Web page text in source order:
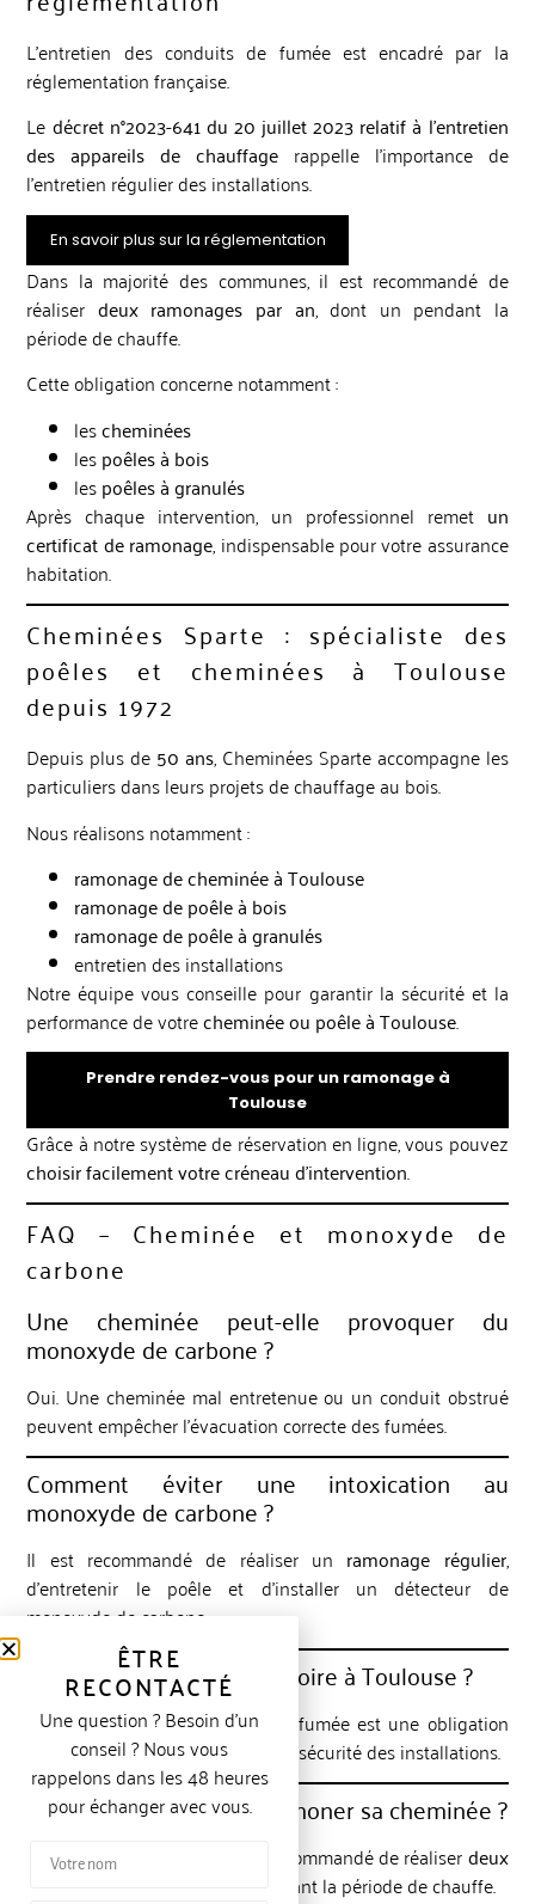
L’entretien des conduits de fumée est encadré par la
réglementation française.
Le décret n°2023-641 du 20 juillet 2023 relatif à l’entretien
des appareils de chauffage rappelle l’importance de
l’entretien régulier des installations.
En savoir plus sur la réglementation
Dans la majorité des communes, il est recommandé de
réaliser deux ramonages par an, dont un pendant la
période de chauffe.
Cette obligation concerne notamment :
lescheminées
lespoêles à bois
lespoêles à granulés
Après chaque intervention, un professionnel remet un
certificat de ramonage, indispensable pour votre assurance
habitation.
Cheminées Sparte : spécialiste des
poêles et cheminées à Toulouse
depuis 1972
Depuis plus de 50 ans, Cheminées Sparte accompagne les
particuliers dans leurs projets de chauffage au bois.
Nous réalisons notamment :
ramonage de cheminée à Toulouse
ramonage de poêle à bois
ramonage de poêle à granulés
entretien des installations
Notre équipe vous conseille pour garantir la sécurité et la
performance de votrecheminée ou poêle à Toulouse.
Prendre rendez-vous pour un ramonage à
Toulouse
Grâce à notre système de réservation en ligne, vous pouvez
choisir facilement votre créneau d’intervention.
FAQ – Cheminée et monoxyde de
carbone
Une cheminée peut-elle provoquer du
monoxyde de carbone ?
Oui. Une cheminée mal entretenue ou un conduit obstrué
peuvent empêcher l’évacuation correcte des fumées.
Comment éviter une intoxication au
monoxyde de carbone ?
Il est recommandé de réaliser un ramonage régulier,
d’entretenir le poêle et d’installer un détecteur de
monoxyde de carbone.
Le ramonage est-il obligatoire à Toulouse ?
Oui. L’entretien des conduits de fumée est une obligation
réglementaire visant à garantir la sécurité des installations.
Combien de fois faut-il ramoner sa cheminée ?
Dans la plupart des cas, il est recommandé de réaliserdeux
, dont un pendant la période de chauffe.
ÊTRE
RECONTACTÉ
Une question ? Besoin d’un
conseil ? Nous vous
rappelons dans les 48 heures
pour échanger avec vous.